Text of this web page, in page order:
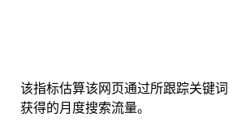
该指标估算该网页通过所跟踪关键词
获得的月度搜索流量。